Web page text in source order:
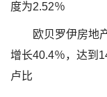
度为2.52％
欧贝罗伊房地
增长40.4％，达到
卢比